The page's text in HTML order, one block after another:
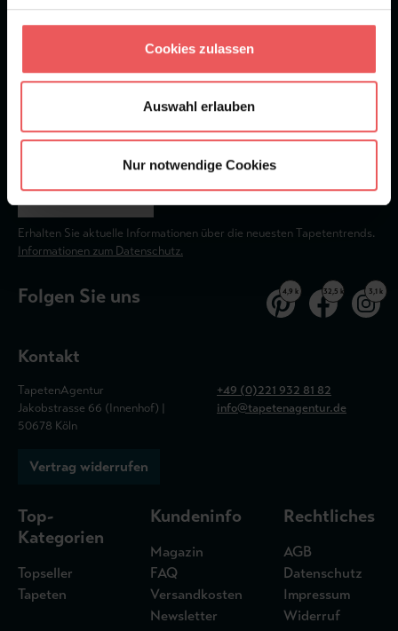
Cookies zulassen
Auswahl erlauben
Nur notwendige Cookies
Newsletter
Abonnieren
Erhalten Sie aktuelle Informationen über die neuesten Tapetentrends.
Informationen zum Datenschutz.
Folgen Sie uns 4,9 k 32,5 k 3,1 k
Kontakt
TapetenAgentur
Jakobstrasse 66 (Innenhof) |
50678 Köln
+49 (0)221 932 81 82
info@tapetenagentur.de
Vertrag widerrufen
Top-
Kategorien
Topseller
Tapeten
Kundeninfo
Magazin
FAQ
Versandkosten
Newsletter
Rechtliches
AGB
Datenschutz
Impressum
Widerruf